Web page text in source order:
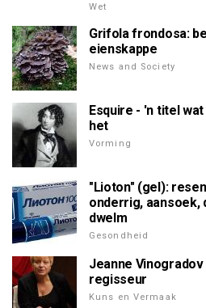
Wet
Grifola frondosa:
eienskappe
News and Society
Esquire - 'n titel
het
Vorming
"Lioton" (gel):
onderrig,
dwelm
Gesondheid
Jeanne
regisseur
Kuns en Vermaak